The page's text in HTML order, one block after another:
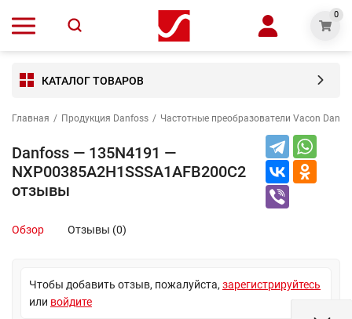
0
КАТАЛОГ ТОВАРОВ
Главная / Продукция Danfoss / Частотные преобразователи Vacon
Danfoss — 135N4191 —
NXP00385A2H1SSSA1AFB200C2
отзывы
Обзор Отзывы (0)
Чтобы добавить отзыв, пожалуйста, зарегистрируйтесь
или войдите